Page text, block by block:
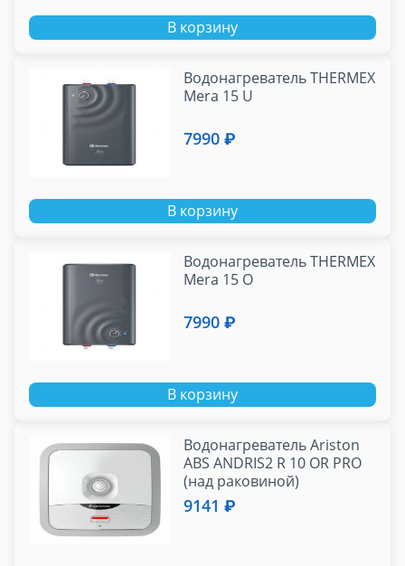
В корзину
Водонагреватель THERMEX
Mera 15 U
7990 ₽
В корзину
Водонагреватель THERMEX
Mera 15 O
7990 ₽
В корзину
Водонагреватель Ariston
ABS ANDRIS2 R 10 OR PRO
(над раковиной)
9141 ₽